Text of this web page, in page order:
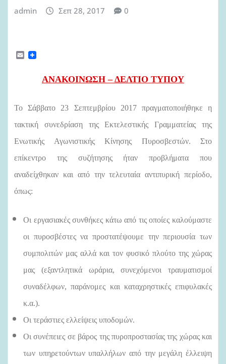
admin Σεπ 28, 2017 0
E
m
ΑΝΑΚΟΙΝΩΣΗ – ΔΕΛΤΙΟ ΤΥΠΟΥ
Το Σάββατο 23 Σεπτεμβρίου 2017 πραγματοποιήθηκε η
τακτική συνεδρίαση της Εκτελεστικής Γραμματείας της
Ενωτικής Αγωνιστικής Κίνησης Πυροσβεστών. Στο
επίκεντρο της συζήτησης ήταν προβλήματα που
αναδείχθηκαν και από την τελευταία αντιπυρική περίοδο,
όπως:
Οι εργασιακές συνθήκες κάτω από τις οποίες καλούμαστε
οι πυροσβέστες να προστατέψουμε την περιουσία των
συμπολιτών μας αλλά και τον φυσικό πλούτο της χώρας
μας (εξαντλητικά ωράρια, συνεχόμενοι τραυματισμοί
συναδέλφων, παράνομες και καταχρηστικές επιφυλακές
κ.α.).
Οι τεράστιες ελλείψεις υποδομών.
Οι συνέπειες σε βάρος της πυροπροστασίας της χώρας και
των υπηρετούντων υπαλλήλων από την μεγάλη έλλειψη